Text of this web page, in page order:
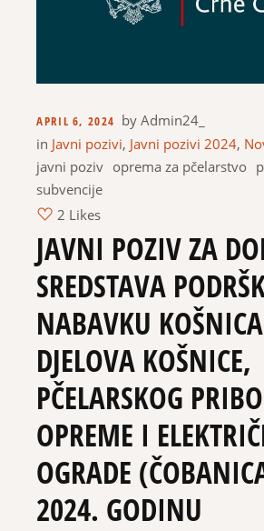
APRIL 6, 2024 by Admin24_
in Javni pozivi, Javni pozivi 2024,
javni poziv oprema za pčelarstvo
subvencije
2 Likes
JAVNI POZIV ZA
SREDSTAVA
NABAVKU
DJELOVA KOŠNICE,
PČELARSKOG
OPREME I
OGRADE
2024. GODINU